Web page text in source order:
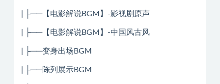
| ├──【电影解说BGM】-影视剧原声
| ├──【电影解说BGM】-中国风古风
| ├──变身出场BGM
| ├──陈列展示BGM